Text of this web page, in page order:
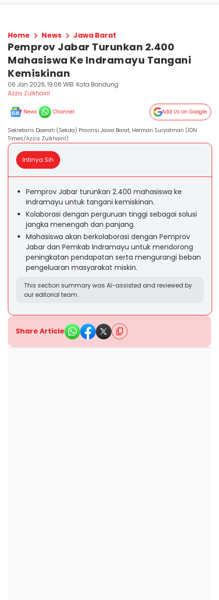
Home News Jawa Barat
Pemprov Jabar Turunkan 2.400
Mahasiswa Ke Indramayu Tangani
Kemiskinan
06 Jan 2026, 19:06 WIB Kota Bandung
Azzis Zulkhairil
News Channel Add Us on Google
Sekretaris Daerah (Sekda) Provinsi Jawa Barat, Herman Suryatman (IDN
Times/Azzis Zulkhairil)
Intinya Sih
Pemprov Jabar turunkan 2.400 mahasiswa ke
Indramayu untuk tangani kemiskinan.
Kolaborasi dengan perguruan tinggi sebagai solusi
jangka menengah dan panjang.
Mahasiswa akan berkolaborasi dengan Pemprov
Jabar dan Pemkab Indramayu untuk mendorong
peningkatan pendapatan serta mengurangi beban
pengeluaran masyarakat miskin.
This section summary was AI-assisted and reviewed by
our editorial team.
Share Article